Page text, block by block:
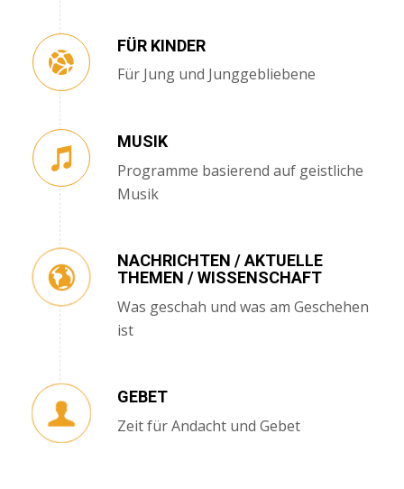
FÜR KINDER
Für Jung und Junggebliebene
MUSIK
Programme basierend auf geistliche
Musik
NACHRICHTEN / AKTUELLE
THEMEN / WISSENSCHAFT
Was geschah und was am Geschehen
ist
GEBET
Zeit für Andacht und Gebet